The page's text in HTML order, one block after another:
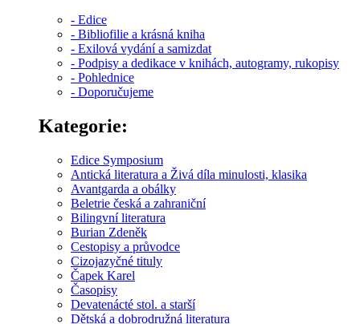
- Edice
- Bibliofilie a krásná kniha
- Exilová vydání a samizdat
- Podpisy a dedikace v knihách, autogramy, rukopisy
- Pohlednice
- Doporučujeme
Kategorie:
Edice Symposium
Antická literatura a Živá díla minulosti, klasika
Avantgarda a obálky
Beletrie česká a zahraniční
Bilingvní literatura
Burian Zdeněk
Cestopisy a průvodce
Cizojazyčné tituly
Čapek Karel
Časopisy
Devatenácté stol. a starší
Dětská a dobrodružná literatura